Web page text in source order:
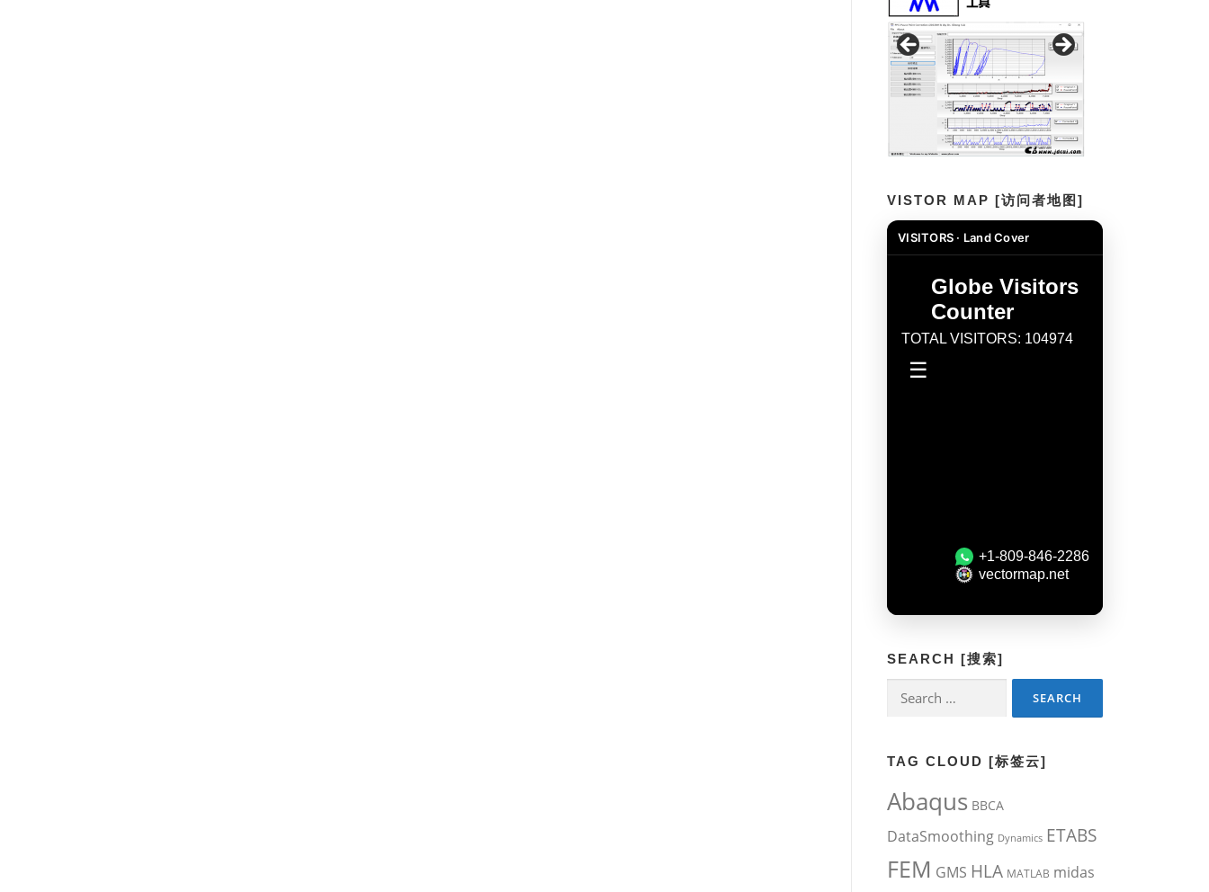
VISTOR MAP [访问者地图]
VISITORS · Land Cover
SEARCH [搜索]
for:
TAG CLOUD [标签云]
Abaqus BBCA
DataSmoothing Dynamics ETABS
FEM GMS HLA MATLAB midas